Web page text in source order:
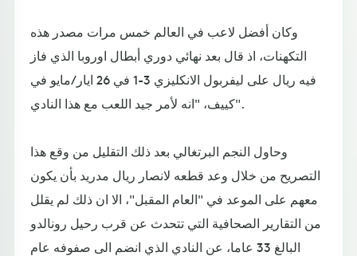
وكان أفضل لاعب في العالم خمس مرات مصدر هذه
التكهنات، اذ قال بعد نهائي دوري أبطال اوروبا الذي فاز
فيه ريال على ليفربول الانكليزي 3-1 في 26 ايار/مايو في
كييف، "انه لأمر جيد اللعب مع هذا النادي".
وحاول النجم البرتغالي بعد ذلك التقليل من وقع هذا
التصريح من خلال وعد قطعه لانصار ريال مدريد بأن يكون
معهم على الموعد في "العام المقبل"، الا ان ذلك لم يقلل
من التقارير الصحافية التي تتحدث عن قرب رحيل رونالدو
البالغ 33 عاما، عن النادي الذي انضم الى صفوفه عام